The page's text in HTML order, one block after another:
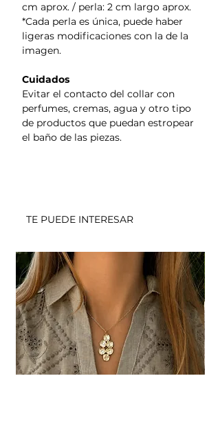
cm aprox. / perla: 2 cm largo aprox.
*Cada perla es única, puede haber
ligeras modificaciones con la de la
imagen.
Cuidados
Evitar el contacto del collar con
perfumes, cremas, agua y otro tipo
de productos que puedan estropear
el baño de las piezas.
TE PUEDE INTERESAR